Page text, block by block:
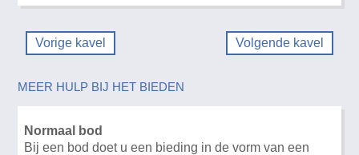
Vorige kavel Volgende kavel
MEER HULP BIJ HET BIEDEN
Normaal bod
Bij een bod doet u een bieding in de vorm van een